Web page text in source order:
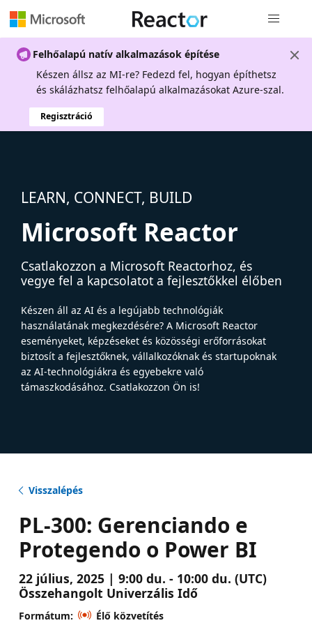
Felhőalapú natív alkalmazások építése
Készen állsz az MI-re? Fedezd fel, hogyan építhetsz
és skálázhatsz felhőalapú alkalmazásokat Azure-szal.
Regisztráció
LEARN, CONNECT, BUILD
Microsoft Reactor
Csatlakozzon a Microsoft Reactorhoz, és
vegye fel a kapcsolatot a fejlesztőkkel élőben
Készen áll az AI és a legújabb technológiák
használatának megkezdésére? A Microsoft Reactor
eseményeket, képzéseket és közösségi erőforrásokat
biztosít a fejlesztőknek, vállalkozóknak és startupoknak
az AI-technológiákra és egyebekre való
támaszkodásához. Csatlakozzon Ön is!
Visszalépés
PL-300: Gerenciando e
Protegendo o Power BI
22 július, 2025 | 9:00 du. - 10:00 du. (UTC)
Összehangolt Univerzális Idő
Formátum:
Élő közvetítés